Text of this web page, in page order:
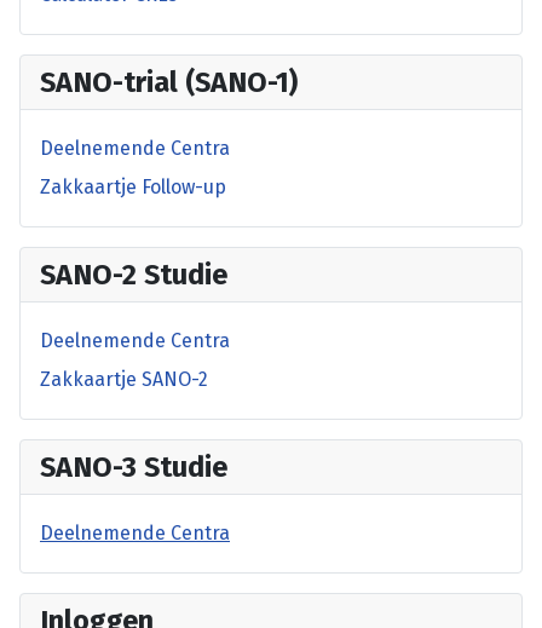
SANO-trial (SANO-1)
Deelnemende Centra
Zakkaartje Follow-up
SANO-2 Studie
Deelnemende Centra
Zakkaartje SANO-2
SANO-3 Studie
Deelnemende Centra
Inloggen